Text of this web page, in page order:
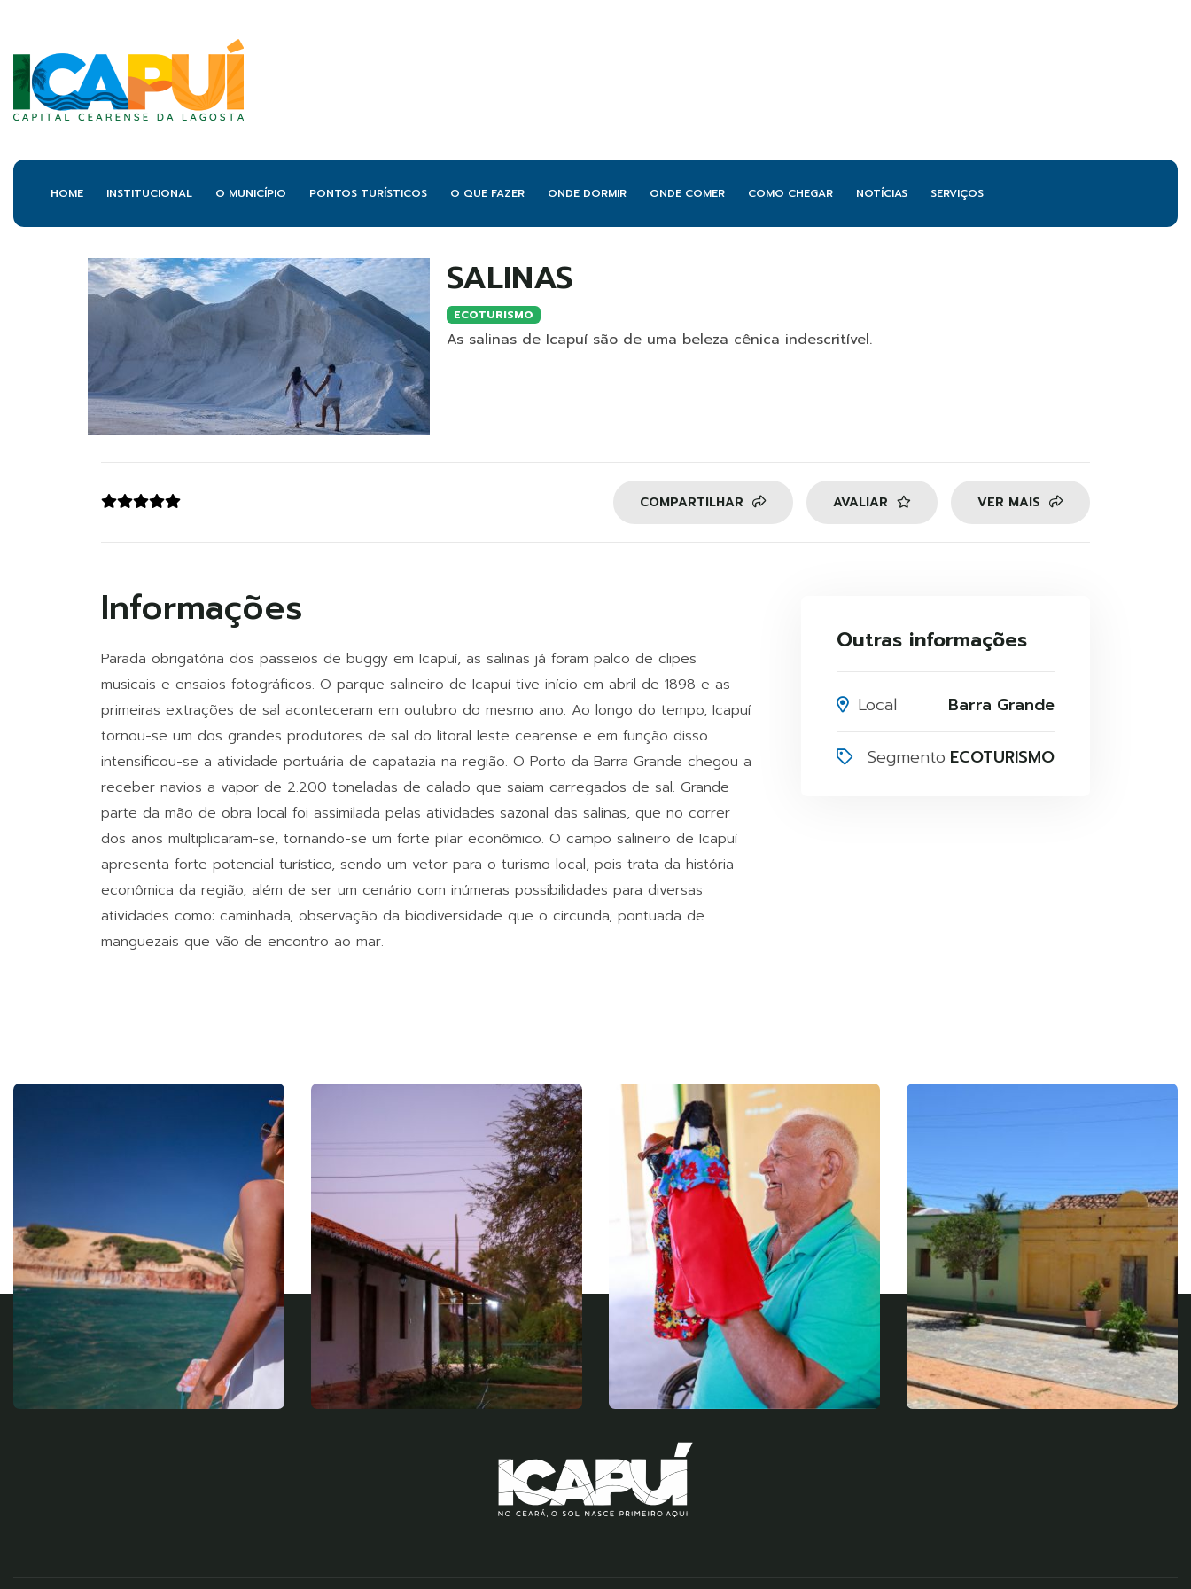
HOME INSTITUCIONAL O MUNICÍPIO PONTOS TURÍSTICOS O QUE FAZER ONDE DORMIR ONDE COMER COMO CHEGAR NOTÍCIAS SERVIÇOS
SALINAS
ECOTURISMO
As salinas de Icapuí são de uma beleza cênica indescritível.
COMPARTILHAR AVALIAR VER MAIS
Informações
Parada obrigatória dos passeios de buggy em Icapuí, as salinas já foram palco de clipes
musicais e ensaios fotográficos. O parque salineiro de Icapuí tive início em abril de 1898 e as
primeiras extrações de sal aconteceram em outubro do mesmo ano. Ao longo do tempo, Icapuí
tornou-se um dos grandes produtores de sal do litoral leste cearense e em função disso
intensificou-se a atividade portuária de capatazia na região. O Porto da Barra Grande chegou a
receber navios a vapor de 2.200 toneladas de calado que saiam carregados de sal. Grande
parte da mão de obra local foi assimilada pelas atividades sazonal das salinas, que no correr
dos anos multiplicaram-se, tornando-se um forte pilar econômico. O campo salineiro de Icapuí
apresenta forte potencial turístico, sendo um vetor para o turismo local, pois trata da história
econômica da região, além de ser um cenário com inúmeras possibilidades para diversas
atividades como: caminhada, observação da biodiversidade que o circunda, pontuada de
manguezais que vão de encontro ao mar.
Outras informações
Local Barra Grande
Segmento ECOTURISMO